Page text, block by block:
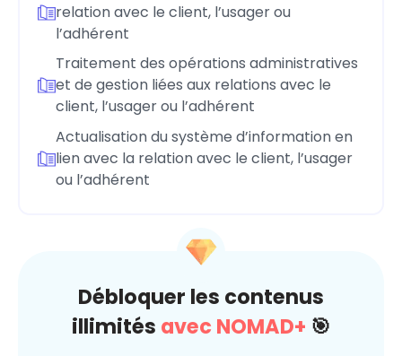
relation avec le client, l’usager ou
l’adhérent
Traitement des opérations administratives
et de gestion liées aux relations avec le
client, l’usager ou l’adhérent
Actualisation du système d’information en
lien avec la relation avec le client, l’usager
ou l’adhérent
Débloquer les contenus
illimités avec NOMAD+ 🎯